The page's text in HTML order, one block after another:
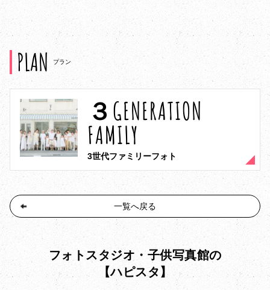
PLAN プラン
３GENERATION
FAMILY
3世代ファミリーフォト
一覧へ戻る
フォトスタジオ・子供写真館の
【ハピスタ】